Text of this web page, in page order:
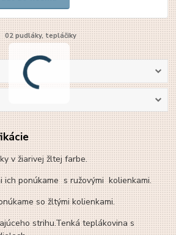
02 pudláky, tepláčiky
v žiarivej žltej farbe.
ich ponúkame s ružovými kolienkami.
so žltými kolienkami.
strihu.Tenká teplákovina s